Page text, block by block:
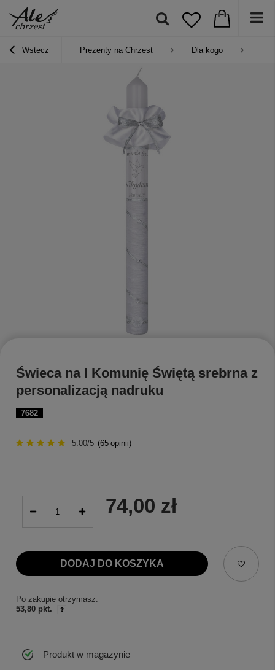
Wstecz Prezenty na Chrzest Dla kogo
7682
Świeca na I Komunię Świętą srebrna z
personalizacją nadruku
5.00/5 (65 opinii)
74,00 zł
DODAJ DO KOSZYKA
Po zakupie otrzymasz:
53,80 pkt.
Produkt w magazynie